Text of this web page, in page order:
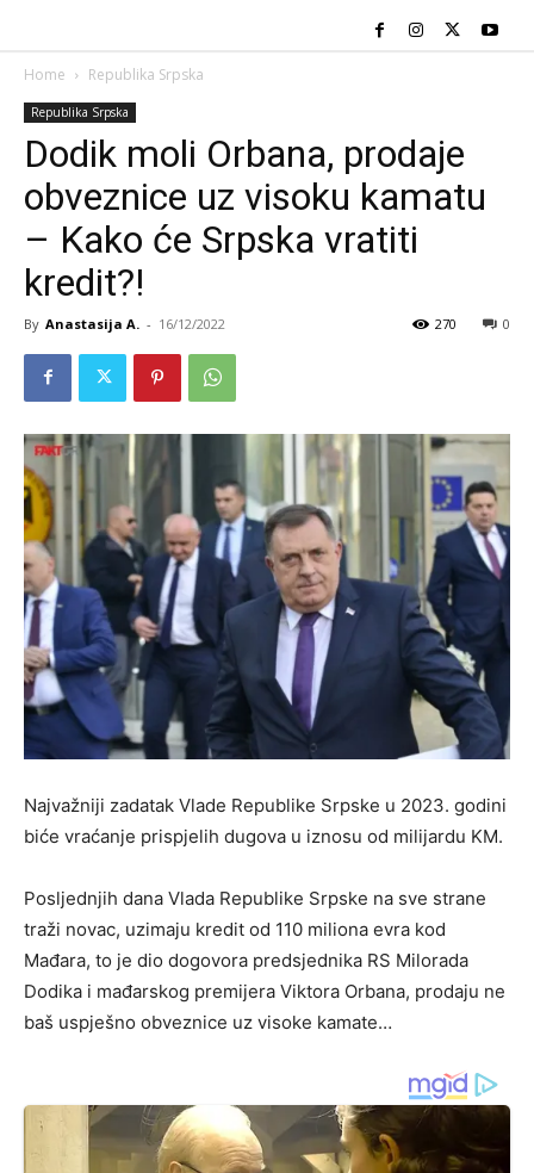
Home Republika Srpska
Republika Srpska
Dodik moli Orbana, prodaje
obveznice uz visoku kamatu
– Kako će Srpska vratiti
kredit?!
By Anastasija A. - 16/12/2022 0
270
Najvažniji zadatak Vlade Republike Srpske u 2023. godini
biće vraćanje prispjelih dugova u iznosu od milijardu KM.
Posljednjih dana Vlada Republike Srpske na sve strane
traži novac, uzimaju kredit od 110 miliona evra kod
Mađara, to je dio dogovora predsjednika RS Milorada
Dodika i mađarskog premijera Viktora Orbana, prodaju ne
baš uspješno obveznice uz visoke kamate…